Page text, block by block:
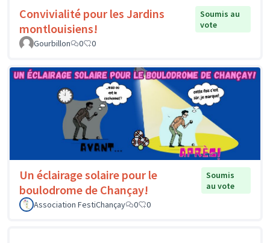
Convivialité pour les Jardins
montlouisiens!
Soumis au
vote
Gourbillon
0 0
Un éclairage solaire pour le
boulodrome de Chançay!
Soumis
au vote
Association FestiChançay
0 0